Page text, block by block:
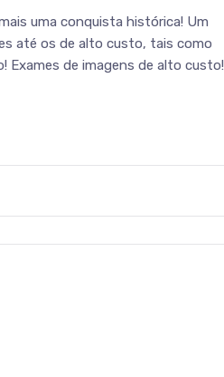
uma conquista histórica! Um
até os de alto custo, tais como
Exames de imagens de alto custo!